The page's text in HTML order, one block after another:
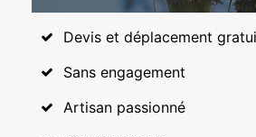
Devis et déplacement
Sans engagement
Artisan passionné